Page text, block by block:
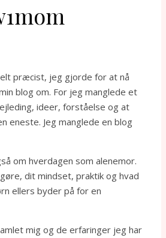
præcist, jeg gjorde for at nå
blog om. For jeg manglede et
ideer, forståelse og at
eneste. Jeg manglede en blog
om hverdagen som alenemor.
dit mindset, praktik og hvad
ellers byder på for en
mig og de erfaringer jeg har